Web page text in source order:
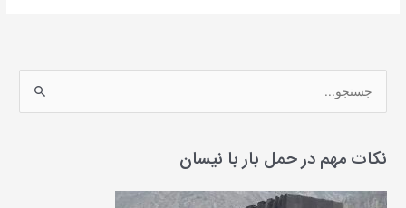
ج
ب
نکات مهم در حمل بار با نیسان